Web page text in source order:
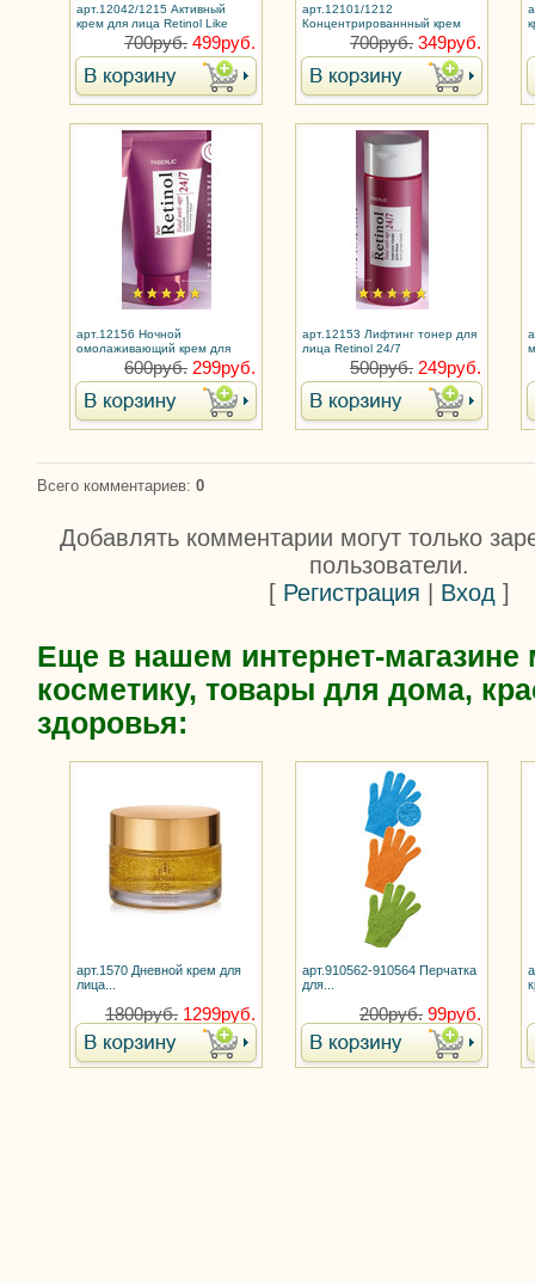
арт.12042/1215 Активный
крем для лица Retinol Like
Коррекция морщин
700руб. 499руб.
арт.12101/1212
Концентрированнный крем
для лица Retinol Pro
Коррекция морщин
700руб. 349руб.
арт.12156 Ночной
омолаживающий крем для
лица Retinol 24/7
600руб. 299руб.
арт.12153 Лифтинг тонер для
лица Retinol 24/7
500руб. 249руб.
Всего комментариев: 0
Добавлять комментарии могут только
пользователи.
[ Регистрация Вход ]
Еще в нашем интернет-магазине
косметику, товары для дома,
здоровья:
арт.1570 Дневной крем для
лица...
1800руб. 1299руб.
арт.910562-910564 Перчатка
для...
200руб. 99руб.